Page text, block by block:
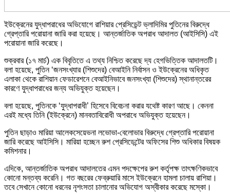
ইউক্রেনের যুদ্ধাপরাধের অভিযোগে রাশিয়ার প্রেসিডেন্ট ভ্লাদিমির পুতিনের বিরুদ্ধে
গ্রেপ্তারি পরোয়ানা জারি করা হয়েছে। আন্তর্জাতিক অপরাধ আদালত (আইসিসি) এই
পরোয়ানা জারি করেছে।
শুক্রবার (১৭ মার্চ) এক বিবৃতিতে এ তথ্য নিশ্চিত করেছে দ্য হেগভিত্তিক আদালতটি।
বলা হয়েছে, পুতিন ‘জনসংখ্যার (শিশুদের) বেআইনি নির্বাসন ও ইউক্রেনের অধিকৃত
এলাকা থেকে রাশিয়ান ফেডারেশনে বেআইনিভাবে জনসংখ্যা (শিশুদের) স্থানান্তরের
কারণে যুদ্ধাপরাধের জন্য অভিযুক্ত হয়েছেন।
বলা হয়েছে, পুতিনকে ‘যুদ্ধাপরাধী’ হিসেবে বিবেচনা করার যথেষ্ট কারণ আছে। কেননা
এরই মধ্যে তিনি (ইউক্রেনে) মানবতাবিরোধী অপরাধে অভিযুক্ত হয়েছেন।
পুতিন ছাড়াও মারিয়া আলেকসেয়েভনা লভোভা-বেলোভার বিরুদ্ধে গ্রেপ্তারি পরোয়ানা
জারি করেছে আইসিসি। মারিয়া হচ্ছেন রুশ প্রেসিডেন্টের অফিসের শিশু অধিকার বিষয়ক
কমিশনার।
এদিকে, আন্তর্জাতিক অপরাধ আদালতের এমন পদক্ষেপের রুশ কর্তৃপক্ষ তাৎক্ষণিকভাবে
কোনো মন্তব্য করেনি। গত বছরের ফেব্রুয়ারি মাসে ইউক্রেনে হামলা চালায় রাশিয়া।
তবে সেখানে কোনো ধরনের নৃশংসতা চালানোর অভিযোগ অস্বীকার করেছে মস্কো।